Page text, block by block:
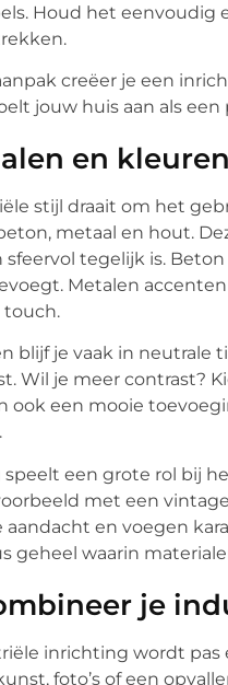
Houd het eenvoudig
creëer je een
jouw huis aan als
en
stijl draait om het
metaal en hout.
sfeervol tegelijk is.
Metalen
touch.
blijf je vaak in neutrale
Wil je meer contrast?
ook een mooie
een grote rol bij
met een
en voegen
geheel waarin
je
inrichting wordt
foto’s of een